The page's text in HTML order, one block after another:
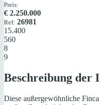
Preis:
€ 2.250.000
Ref: 26981
15.400
560
8
9
Beschreibung der
Diese außergewöhnliche